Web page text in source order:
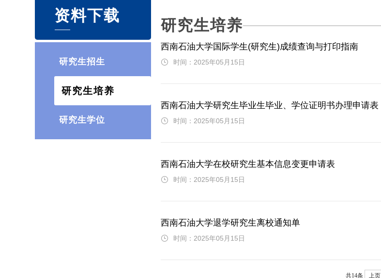
资料下载
研究生招生
研究生培养
研究生学位
研究生培养
西南石油大学国际学生(研究生)成绩查询与打印指南
时间：2025年05月15日
西南石油大学研究生毕业生毕业、学位证明书办理申请表
时间：2025年05月15日
西南石油大学在校研究生基本信息变更申请表
时间：2025年05月15日
西南石油大学退学研究生离校通知单
时间：2025年05月15日
共14条 上页